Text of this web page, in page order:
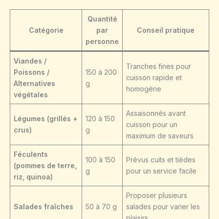
Catégorie
Quantité
par
personne
Conseil pratique
Viandes /
Poissons /
Alternatives
végétales
150 à 200
g
Tranches fines pour
cuisson rapide et
homogène
Légumes (grillés +
crus)
120 à 150
g
Assaisonnés avant
cuisson pour un
maximum de saveurs
Féculents
(pommes de terre,
riz, quinoa)
100 à 150
g
Prévus cuits et tièdes
pour un service facile
Salades fraîches 50 à 70 g
Proposer plusieurs
salades pour varier les